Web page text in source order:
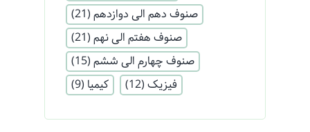
صنوف دهم الی دوازدهم (21)
صنوف هفتم الی نهم (21)
صنوف چهارم الی ششم (15)
فیزیک (12) کیمیا (9)